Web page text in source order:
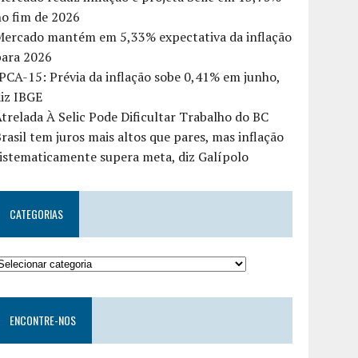
fim de 2026
mantém em 5,33% expectativa da inflação
2026
15: Prévia da inflação sobe 0,41% em junho,
IBGE
À Selic Pode Dificultar Trabalho do BC
tem juros mais altos que pares, mas inflação
supera meta, diz Galípolo
CATEGORIAS
ENCONTRE-NOS